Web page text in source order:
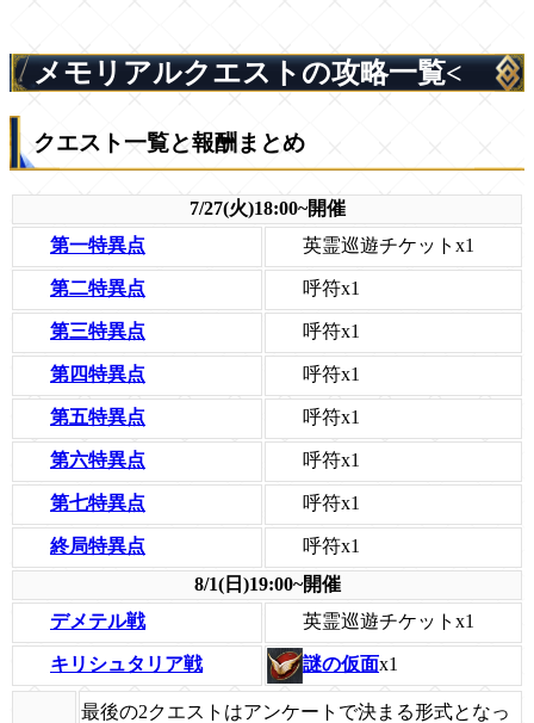
メモリアルクエストの攻略一覧<
クエスト一覧と報酬まとめ
7/27(火)18:00~開催
第一特異点
英霊巡遊チケット x1
第二特異点 呼符x1
第三特異点 呼符x1
第四特異点 呼符x1
第五特異点 呼符x1
第六特異点 呼符x1
第七特異点 呼符x1
終局特異点 呼符x1
8/1(日)19:00~開催
デメテル戦
英霊巡遊チケット x1
キリシュタリア戦 謎の仮面x1
最後の2クエストはアンケートで決まる形式となっ